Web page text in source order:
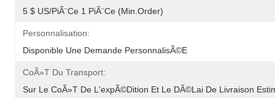
5 $ US/piÃ¨ce 1 PiÃ¨ce (Min.Order)
Personnalisation:
Disponible Une Demande PersonnalisÃ©e
CoÃ»t Du Transport:
Sur Le CoÃ»t De L'expÃ©dition Et Le DÃ©lai De Livraison